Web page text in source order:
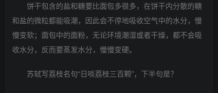
饼干包含的盐和糖要比面包多很多，在饼干内分散的糖
和盐的微粒都能吸潮，因此会不停地吸收空气中的水分，慢
慢变软；面包中的面粉，无论环境潮湿或者干燥，都不会吸
收水分，反而要蒸发水分，慢慢变硬。
苏轼写荔枝名句“日啖荔枝三百颗”，下半句是？